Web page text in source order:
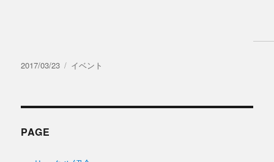
投
2017/03/23
カ
リ
イベント
PAGE